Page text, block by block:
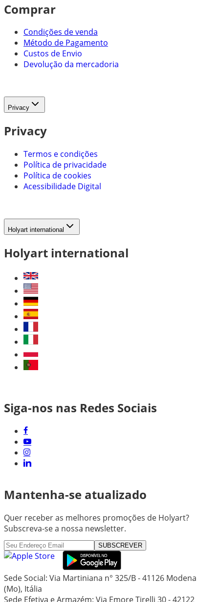
Comprar
Condições de venda
Método de Pagamento
Custos de Envio
Devolução da mercadoria
Privacy
Privacy
Termos e condições
Política de privacidade
Política de cookies
Acessibilidade Digital
Holyart international
Holyart international
Siga-nos nas Redes Sociais
Mantenha-se atualizado
Quer receber as melhores promoções de Holyart?
Subscreva-se a nossa newsletter.
SUBSCREVER
Sede Social: Via Martiniana n° 325/B - 41126 Modena
(Mo), Itália
Sede Efetiva e Armazém: Via Emore Tirelli 30 - 42122